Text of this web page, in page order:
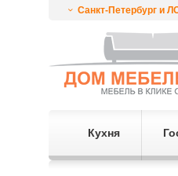
Санкт-Петербург и
Кухня